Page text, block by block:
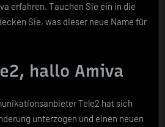
erfahren. Tauchen Sie ein in die
Sie, was dieser neue Name für
hallo Amiva
Tele2 hat sich
unterzogen und einen neuen